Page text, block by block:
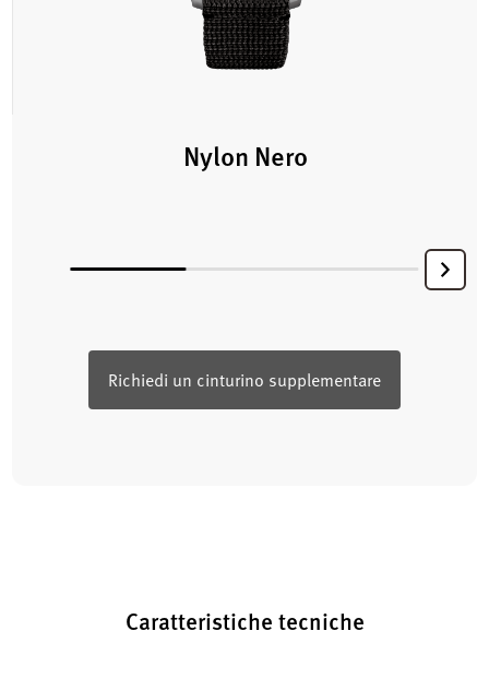
Nylon Nero
Richiedi un cinturino supplementare
Caratteristiche tecniche